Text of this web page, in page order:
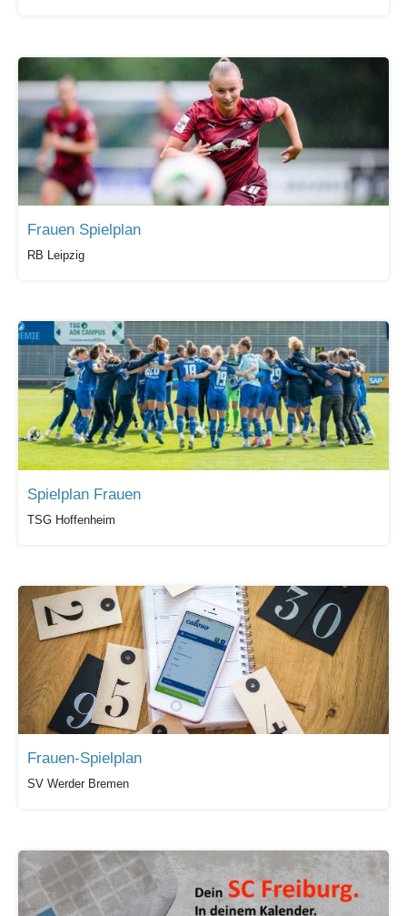
Frauen Spielplan
RB Leipzig
Spielplan Frauen
TSG Hoffenheim
Frauen-Spielplan
SV Werder Bremen